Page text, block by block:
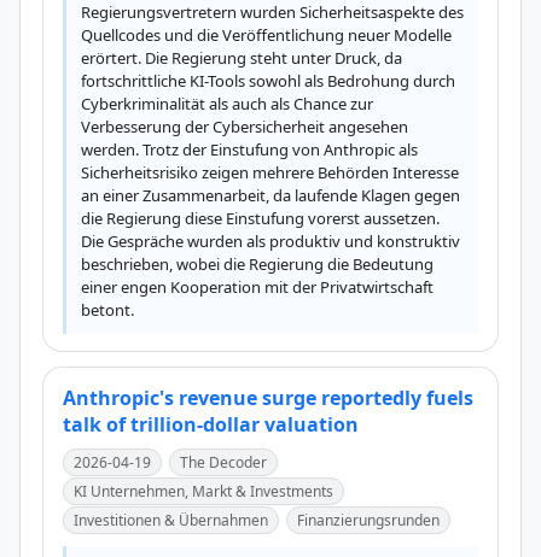
Regierungsvertretern wurden Sicherheitsaspekte des
Quellcodes und die Veröffentlichung neuer Modelle
erörtert. Die Regierung steht unter Druck, da
fortschrittliche KI-Tools sowohl als Bedrohung durch
Cyberkriminalität als auch als Chance zur
Verbesserung der Cybersicherheit angesehen
werden. Trotz der Einstufung von Anthropic als
Sicherheitsrisiko zeigen mehrere Behörden Interesse
an einer Zusammenarbeit, da laufende Klagen gegen
die Regierung diese Einstufung vorerst aussetzen.
Die Gespräche wurden als produktiv und konstruktiv
beschrieben, wobei die Regierung die Bedeutung
einer engen Kooperation mit der Privatwirtschaft
betont.
Anthropic's revenue surge reportedly fuels
talk of trillion-dollar valuation
2026-04-19
The Decoder
KI Unternehmen, Markt & Investments
Investitionen & Übernahmen
Finanzierungsrunden